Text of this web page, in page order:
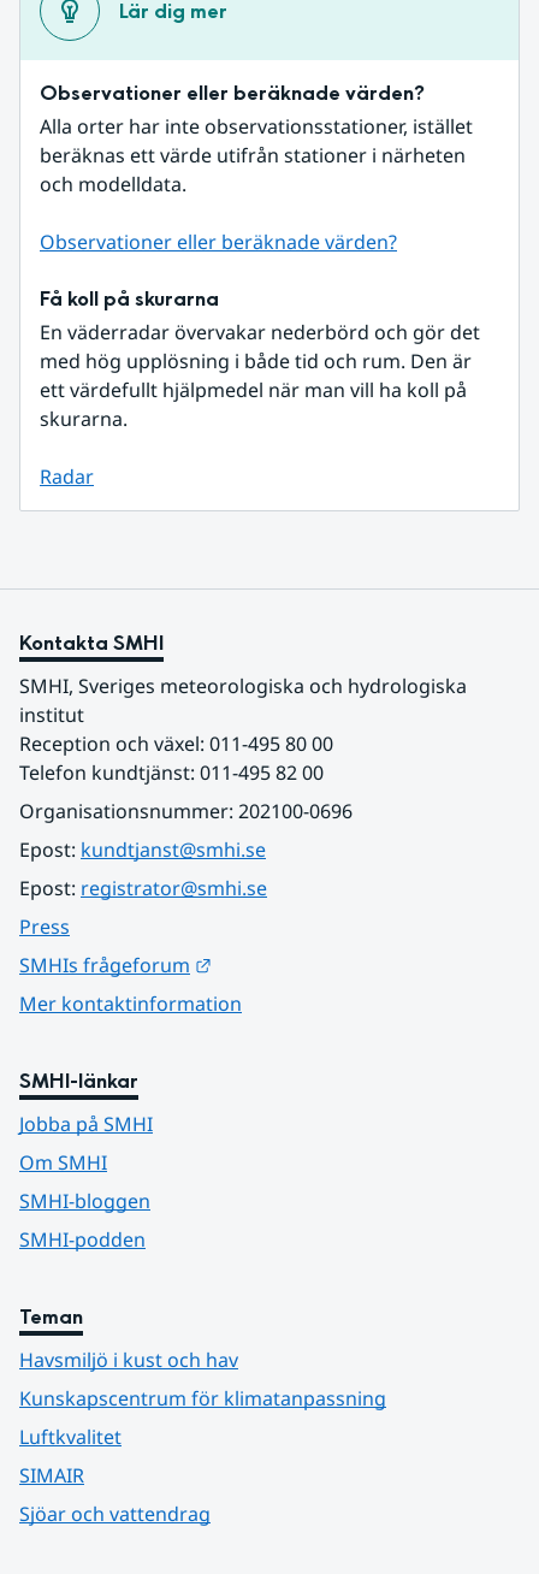
Lär dig mer
Observationer eller beräknade värden?
Alla orter har inte observationsstationer, istället
beräknas ett värde utifrån stationer i närheten
och modelldata.
Observationer eller beräknade värden?
Få koll på skurarna
En väderradar övervakar nederbörd och gör det
med hög upplösning i både tid och rum. Den är
ett värdefullt hjälpmedel när man vill ha koll på
skurarna.
Radar
Kontakta SMHI
SMHI, Sveriges meteorologiska och hydrologiska
institut
Reception och växel: 011-495 80 00
Telefon kundtjänst: 011-495 82 00
Organisationsnummer: 202100-0696
Epost: kundtjanst@smhi.se
Epost: registrator@smhi.se
Press
SMHIs frågeforum
Mer kontaktinformation
SMHI-länkar
Jobba på SMHI
Om SMHI
SMHI-bloggen
SMHI-podden
Teman
Havsmiljö i kust och hav
Kunskapscentrum för klimatanpassning
Luftkvalitet
SIMAIR
Sjöar och vattendrag